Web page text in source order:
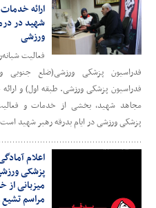
ارائه
شهید در
ورزشی
فعالیت
فدراسیون پزشکی ورزشی(ضلع جنوبی
فدراسیون پزشکی ورزشی. طبقه اول) و ارائه
مجاهد شهید، بخشی از خدمات و
پزشکی ورزشی در ایام بدرقه رهبر شهید
اعلام
پزشکی
میزبانی از
مراسم تشیع